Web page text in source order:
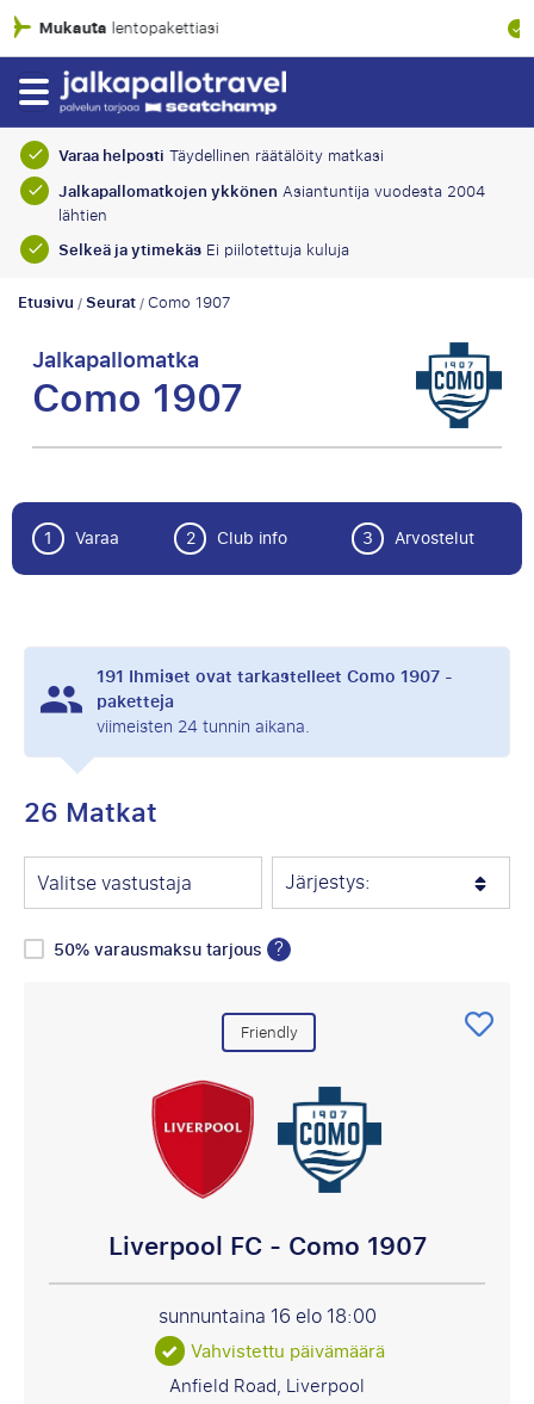
100% taloudellinen suoja
Varaa helposti Täydellinen räätälöity matkasi
Jalkapallomatkojen ykkönen Asiantuntija vuodesta 2004
lähtien
Selkeä ja ytimekäsEi piilotettuja kuluja
Etusivu/Seurat/Como 1907
Jalkapallomatka
Como 1907
1 Varaa 2 Club info 3 Arvostelut
191 Ihmiset ovat tarkastelleet Como 1907 -
paketteja
viimeisten 24 tunnin aikana.
26 Matkat
Valitse vastustaja Järjestys:
50% varausmaksu tarjous ?
Friendly
Liverpool FC - Como 1907
sunnuntaina 16 elo18:00
Vahvistettu päivämäärä
Anfield Road, Liverpool